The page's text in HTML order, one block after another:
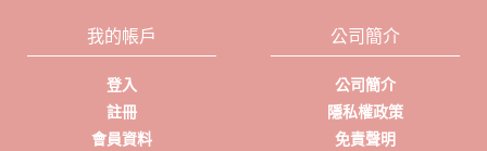
我的帳戶
登入
註冊
會員資料
公司簡介
公司簡介
隱私權政策
免責聲明